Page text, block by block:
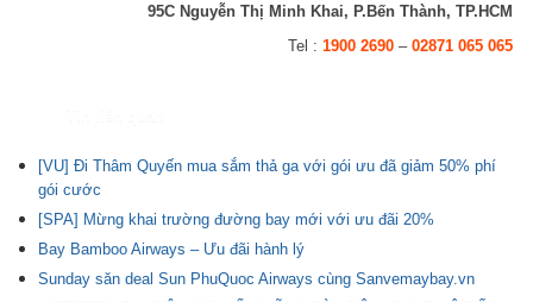
95C Nguyễn Thị Minh Khai, P.Bến Thành, TP.HCM
Tel : 1900 2690– 02871 065 065
[VU] Đi Thâm Quyến mua sắm thả ga với gói ưu đã giảm 50% phí
gói cước
[SPA] Mừng khai trường đường bay mới với ưu đãi 20%
Bay Bamboo Airways – Ưu đãi hành lý
Sunday săn deal Sun PhuQuoc Airways cùng Sanvemaybay.vn